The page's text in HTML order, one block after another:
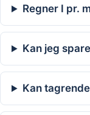
Regner I pr.
Kan jeg
Kan